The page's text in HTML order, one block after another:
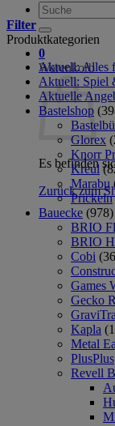
Suche
nach:
0
Warenkorb
Es befinden
Zurück zum
Filter
Produktkategorien
Aktuell: Alles
Aktuell: Spiel
Aktuelle
Bastelshop
Glorex
Knorr
Kreul
Marabu
Prickeln
Bauecke (978)
BRIO
BRIO
Cobi
Games
Gecko
Kapla
Metal
PlusPlus
Revell